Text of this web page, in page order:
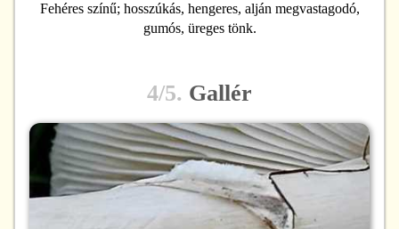
Fehéres színű; hosszúkás, hengeres, alján megvastagodó,
gumós, üreges tönk.
4/5. Gallér